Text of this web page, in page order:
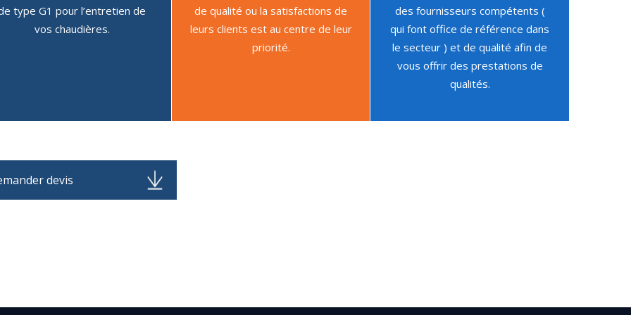
type G1 pour l’entretien de
vos chaudières.
de qualité ou la satisfactions de
leurs clients est au centre de leur
priorité.
des fournisseurs compétents (
qui font office de référence dans
le secteur ) et de qualité afin de
vous offrir des prestations de
qualités.
devis